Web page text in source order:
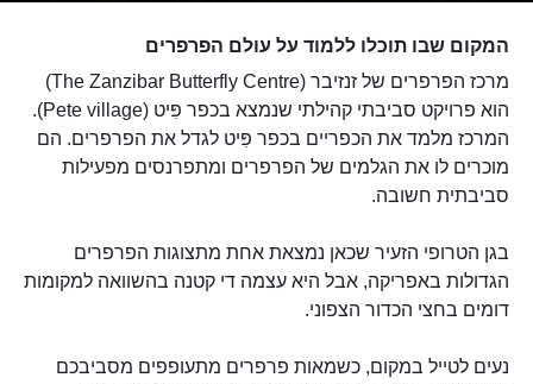
המקום שבו תוכלו ללמוד על עולם הפרפרים
מרכז הפרפרים של זנזיבר (The Zanzibar Butterfly Centre)
הוא פרויקט סביבתי קהילתי שנמצא בכפר פִּיט (Pete village).
המרכז מלמד את הכפריים בכפר פִּיט לגדל את הפרפרים. הם
מוכרים לו את הגלמים של הפרפרים ומתפרנסים מפעילות
סביבתית חשובה.
בגן הטרופי הזעיר שכאן נמצאת אחת מתצוגות הפרפרים
הגדולות באפריקה, אבל היא עצמה די קטנה בהשוואה למקומות
דומים בחצי הכדור הצפוני.
נעים לטייל במקום, כשמאות פרפרים מתעופפים מסביבכם